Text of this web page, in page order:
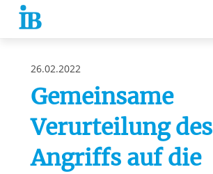
Springe zum Inhalt
26.02.2022
Gemeinsame
Verurteilung des
Angriffs auf die